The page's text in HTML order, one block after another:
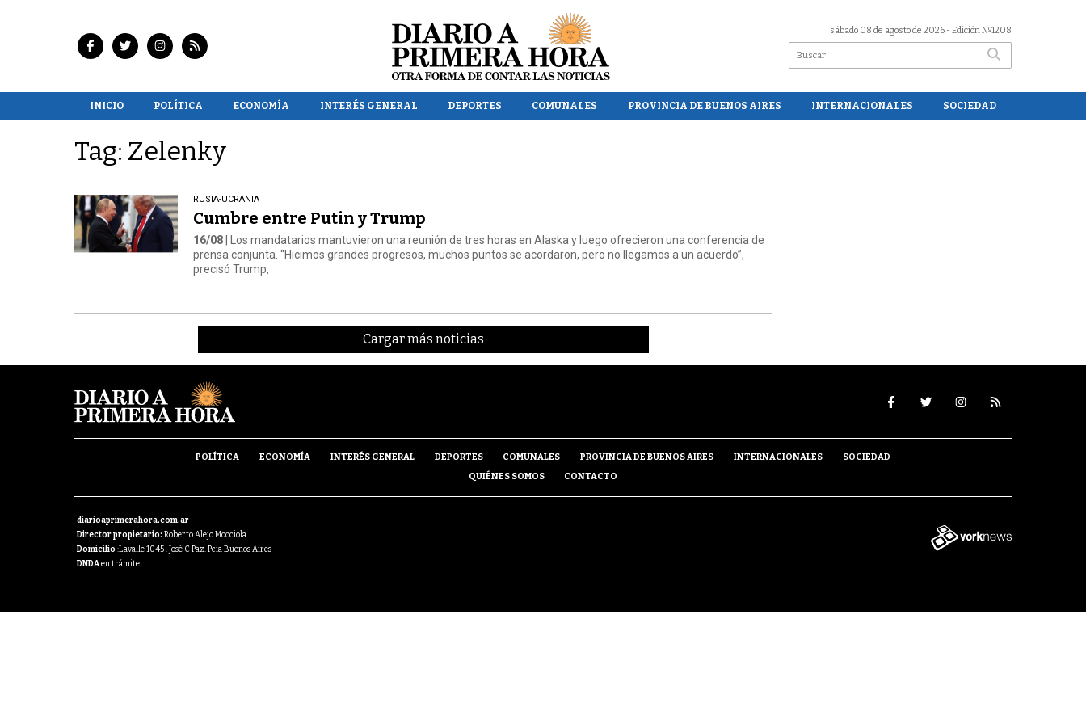
sábado 08 de agosto de 2026 - Edición Nº1208
INICIO POLÍTICA ECONOMÍA INTERÉS GENERAL DEPORTES COMUNALES PROVINCIA DE BUENOS AIRES INTERNACIONALES SOCIEDAD
Tag: Zelenky
RUSIA-UCRANIA
Cumbre entre Putin y Trump
16/08 | Los mandatarios mantuvieron una reunión de tres horas en Alaska y luego ofrecieron una conferencia de
prensa conjunta. “Hicimos grandes progresos, muchos puntos se acordaron, pero no llegamos a un acuerdo”,
precisó Trump,
Cargar más noticias
POLÍTICA ECONOMÍA INTERÉS GENERAL DEPORTES COMUNALES PROVINCIA DE BUENOS AIRES INTERNACIONALES
SOCIEDAD
QUIÉNES SOMOS
CONTACTO
diarioaprimerahora.com.ar
Director propietario: Roberto Alejo Mocciola
Domicilio :Lavalle 1045 . José C Paz. Pcia Buenos Aires
DNDAen trámite